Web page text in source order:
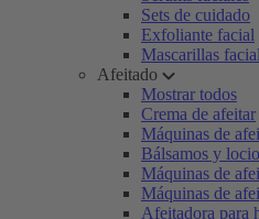
Sets de cuidado
Exfoliante facial
Mascarillas
Afeitado
Mostrar todos
Crema de afeitar
Máquinas de
Bálsamos y
Máquinas de
Máquinas de
Afeitadora para